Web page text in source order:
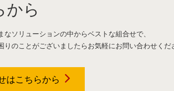
から
ソリューションの中からベストな組合せで、
りのことがございましたらお気軽にお問い合わせくだ
はこちらから